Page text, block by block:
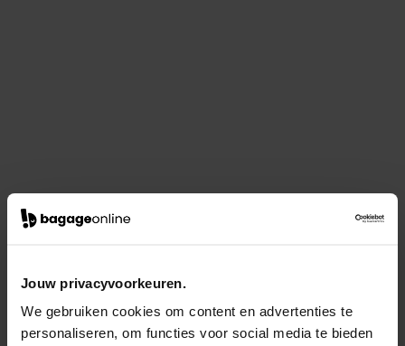
Jouw privacyvoorkeuren.
We gebruiken cookies om content en advertenties te
personaliseren, om functies voor social media te bieden